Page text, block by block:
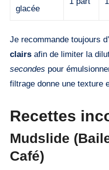
glacée
Je recommande toujours
clairs afin de limiter la
secondes pour
filtrage donne une texture
Recettes
Mudslide
Café)